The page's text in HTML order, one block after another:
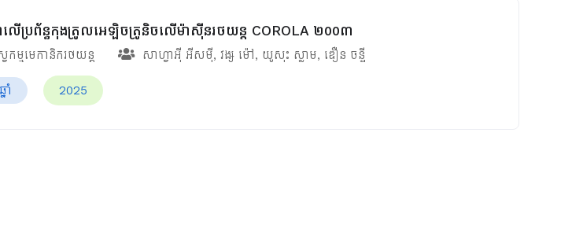
លើប្រព័ន្ធកុងត្រូលអេឡិចត្រូនិចលើម៉ាស៊ីនរថយន្ត COROLA ២០០៣
វកម្មមេកានិករថយន្ត សាហ្វាអ៊ី អីសម៉ី, វង្ស ម៉ៅ, យូសុះ ស្លាម, ឌឿន ចន្ទី
ាំ 2025